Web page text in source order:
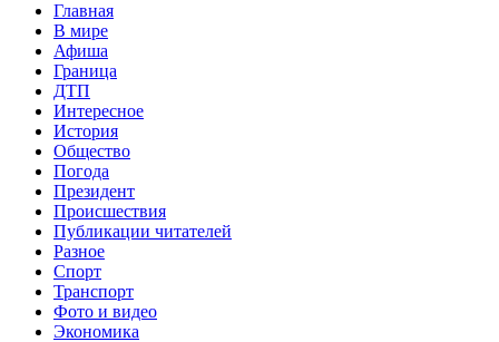
Главная
В мире
Афиша
Граница
ДТП
Интересное
История
Общество
Погода
Президент
Происшествия
Публикации читателей
Разное
Спорт
Транспорт
Фото и видео
Экономика